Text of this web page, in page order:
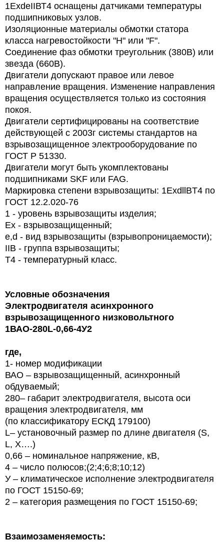
1ЕхdeIIВТ4 оснащены датчиками температуры
подшипниковых узлов.
Изоляционные материалы обмотки статора
класса нагревостойкости "Н" или "F".
Соединение фаз обмотки треугольник (380В) или
звезда (660В).
Двигатели допускают правое или левое
направление вращения. Изменение направления
вращения осуществляется только из состояния
покоя.
Двигатели сертифицированы на соответствие
действующей с 2003г системы стандартов на
взрывозащищенное электрооборудование по
ГОСТ Р 51330.
Двигатели могут быть укомплектованы
подшипниками SKF или FAG.
Маркировка степени взрывозащиты: 1ExdllBT4 по
ГОСТ 12.2.020-76
1 - уровень взрывозащиты изделия;
Ex - взрывозащищенный;
e,d - вид взрывозащиты (взрывопроницаемости);
IIB - группа взрывозащиты;
T4 - температурный класс.
Условные обозначения
Электродвигателя асинхронного
взрывозащищенного низковольтного
1ВАО-280L-0,66-4У2
где,
1- номер модификации
ВАО – взрывозащищенный, асинхронный
обдуваемый;
280– габарит электродвигателя, высота оси
вращения электродвигателя, мм
(по классификатору ЕСКД 179100)
L– установочный размер по длине двигателя (S,
L, X….)
0,66 – номинальное напряжение, кВ,
4 – число полюсов;(2;4;6;8;10;12)
У – климатическое исполнение электродвигателя
по ГОСТ 15150-69;
2 – категория размещения по ГОСТ 15150-69;
Взаимозаменяемость: